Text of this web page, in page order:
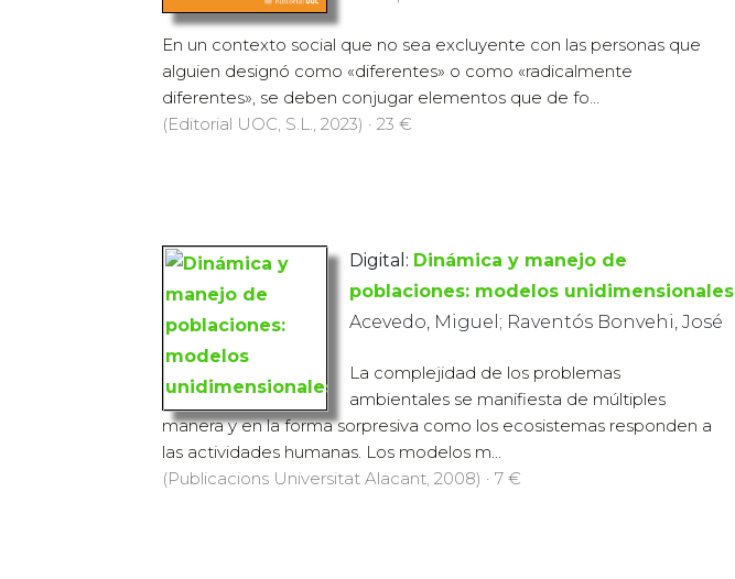
En un contexto social que no sea excluyente con las personas que
alguien designó como «diferentes» o como «radicalmente
diferentes», se deben conjugar elementos que de fo...
(Editorial UOC, S.L., 2023) · 23 €
Digital: Dinámica y manejo de
poblaciones: modelos unidimensionales
Acevedo, Miguel; Raventós Bonvehi, José
La complejidad de los problemas
ambientales se manifiesta de múltiples
manera y en la forma sorpresiva como los ecosistemas responden a
las actividades humanas. Los modelos m...
(Publicacions Universitat Alacant, 2008) · 7 €